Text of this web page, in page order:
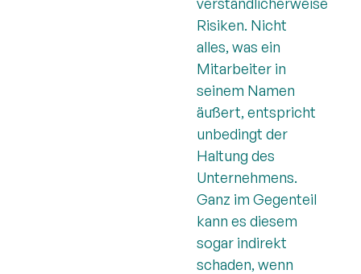
Risiken. Nicht
alles, was ein
Mitarbeiter in
seinem Namen
äußert, entspricht
unbedingt der
Haltung des
Unternehmens.
Ganz im Gegenteil
kann es diesem
sogar indirekt
schaden, wenn